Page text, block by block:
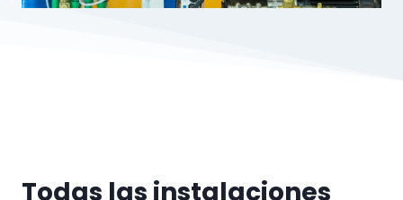
Todas las instalaciones